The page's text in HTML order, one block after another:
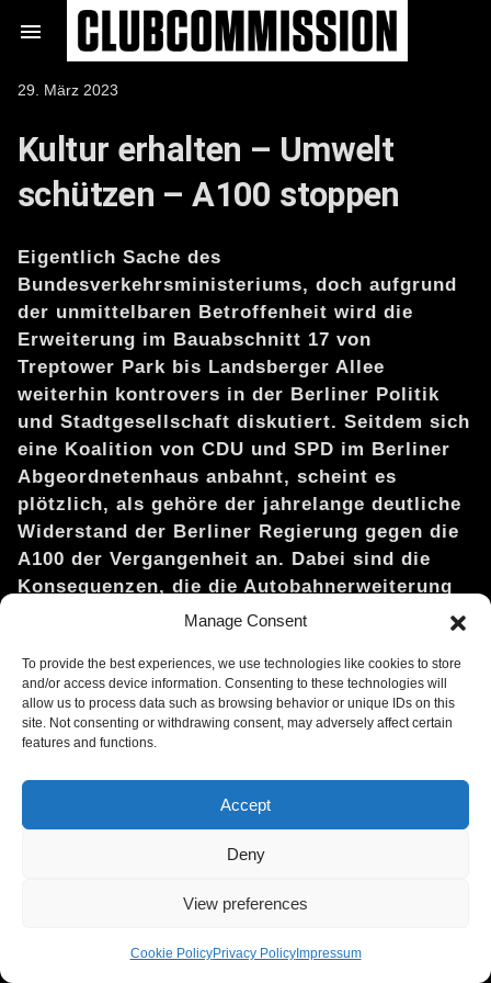
Manage Consent
To provide the best experiences, we use technologies like cookies to store
and/or access device information. Consenting to these technologies will
allow us to process data such as browsing behavior or unique IDs on this
site. Not consenting or withdrawing consent, may adversely affect certain
features and functions.
Accept
Deny
View preferences
Cookie PolicyPrivacy PolicyImpressum
Inhalt

Veröffentlicht
29. März 2023
Kultur erhalten – Umwelt
schützen – A100 stoppen
Eigentlich Sache des
Bundesverkehrsministeriums, doch aufgrund
der unmittelbaren Betroffenheit wird die
Erweiterung im Bauabschnitt 17 von
Treptower Park bis Landsberger Allee
weiterhin kontrovers in der Berliner Politik
und Stadtgesellschaft diskutiert. Seitdem sich
eine Koalition von CDU und SPD im Berliner
Abgeordnetenhaus anbahnt, scheint es
plötzlich, als gehöre der jahrelange deutliche
Widerstand der Berliner Regierung gegen die
A100 der Vergangenheit an. Dabei sind die
Konsequenzen, die die Autobahnerweiterung
für die Berliner Kultur, Gesellschaft und
Nach langen Verhandlungen hat sich der
Koalitionsausschuss im Bundestag auf ein
„Modernisierungspaket für Klimaschutz und
Ausbau von 144 Autobahn- und
Bundesstraßenprojekten vorsieht. Eine Einigung
zur Erweiterung der A100 im Bauabschnitt 17 von
jedoch nicht gefunden werden. Der
CDU/CSU zum Weiterbau als auch den Antrag